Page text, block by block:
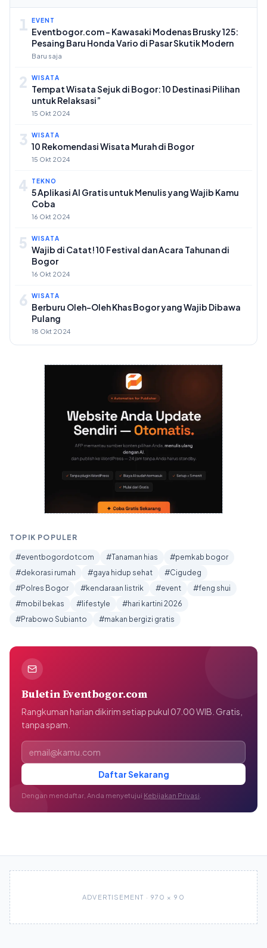
1 EVENT
Eventbogor.com – Kawasaki Modenas Brusky 125:
Pesaing Baru Honda Vario di Pasar Skutik Modern
Baru saja
2 WISATA
Tempat Wisata Sejuk di Bogor: 10 Destinasi Pilihan
untuk Relaksasi”
15 Okt 2024
3 WISATA
10 Rekomendasi Wisata Murah di Bogor
15 Okt 2024
4 TEKNO
5 Aplikasi AI Gratis untuk Menulis yang Wajib Kamu
Coba
16 Okt 2024
5 WISATA
Wajib di Catat! 10 Festival dan Acara Tahunan di
Bogor
16 Okt 2024
6 WISATA
Berburu Oleh-Oleh Khas Bogor yang Wajib Dibawa
Pulang
18 Okt 2024
TOPIK POPULER
#eventbogordotcom #Tanaman hias
#pemkab bogor
#dekorasi rumah
#gaya hidup sehat
#Cigudeg
#Polres Bogor
#kendaraan listrik #event
#feng shui
#mobil bekas
#lifestyle
#hari kartini 2026
#Prabowo Subianto
#makan bergizi gratis
Buletin Eventbogor.com
Rangkuman harian dikirim setiap pukul 07.00 WIB. Gratis,
tanpa spam.
Alamat email
Daftar Sekarang
Dengan mendaftar, Anda menyetujui Kebijakan Privasi
ADVERTISEMENT · 970 × 90